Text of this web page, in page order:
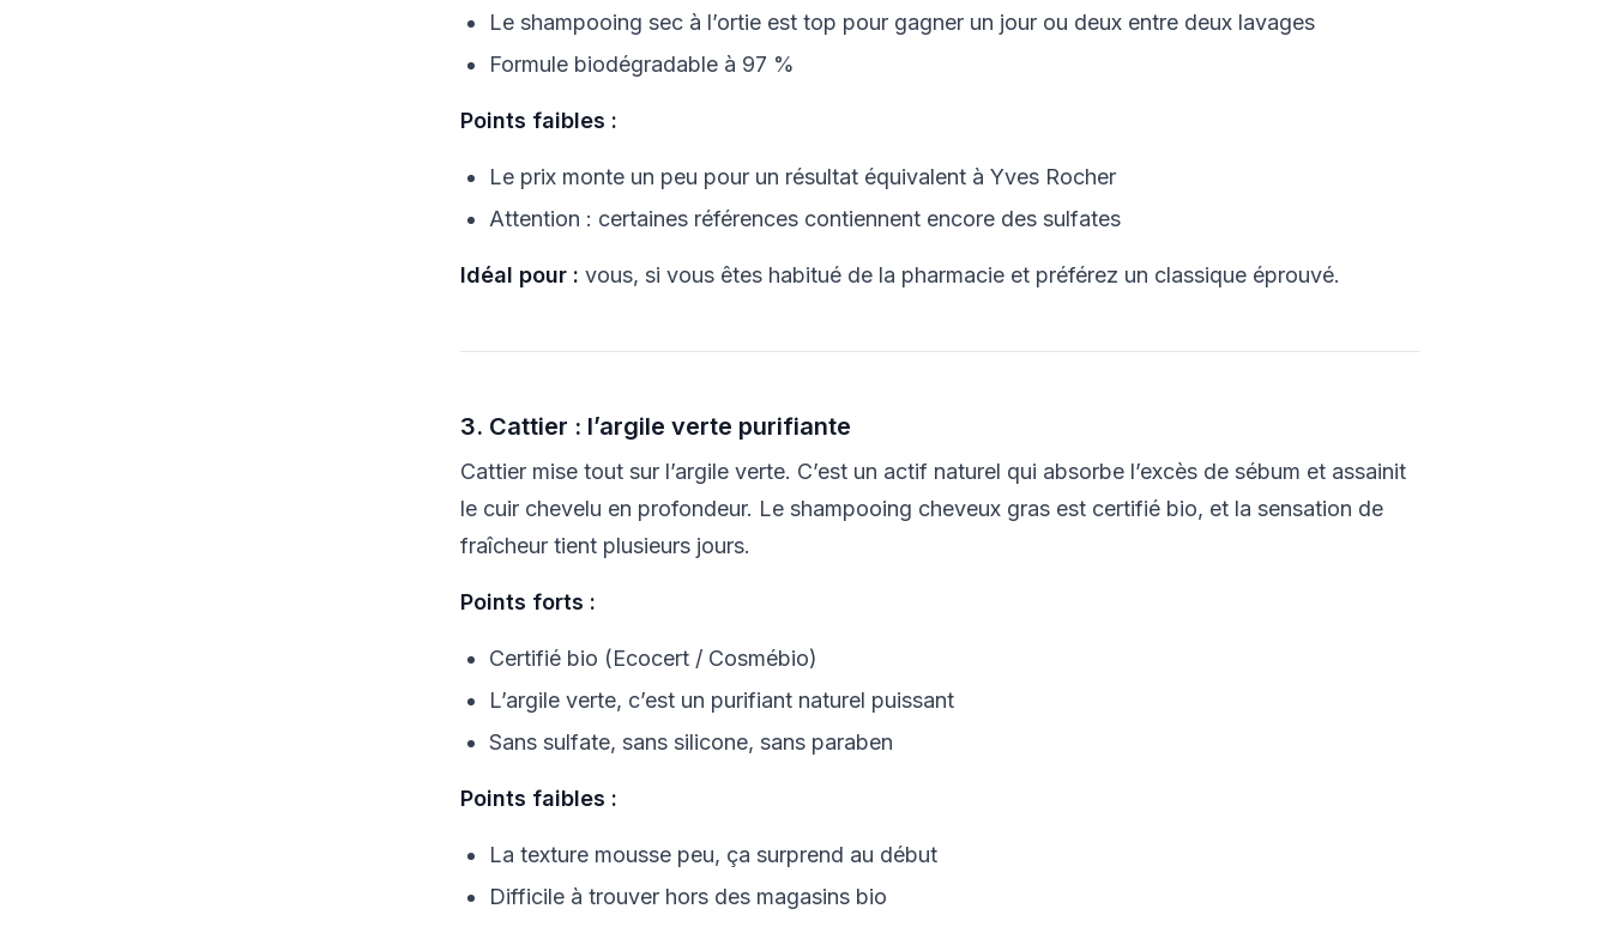
Le shampooing sec à l’ortie est top pour gagner un jour ou deux entre deux lavages
Formule biodégradable à 97 %
Points faibles :
Le prix monte un peu pour un résultat équivalent à Yves Rocher
Attention : certaines références contiennent encore des sulfates
Idéal pour : vous, si vous êtes habitué de la pharmacie et préférez un classique éprouvé.
3. Cattier : l’argile verte purifiante
Cattier mise tout sur l’argile verte. C’est un actif naturel qui absorbe l’excès de sébum et assainit
le cuir chevelu en profondeur. Le shampooing cheveux gras est certifié bio, et la sensation de
fraîcheur tient plusieurs jours.
Points forts :
Certifié bio (Ecocert / Cosmébio)
L’argile verte, c’est un purifiant naturel puissant
Sans sulfate, sans silicone, sans paraben
Points faibles :
La texture mousse peu, ça surprend au début
Difficile à trouver hors des magasins bio